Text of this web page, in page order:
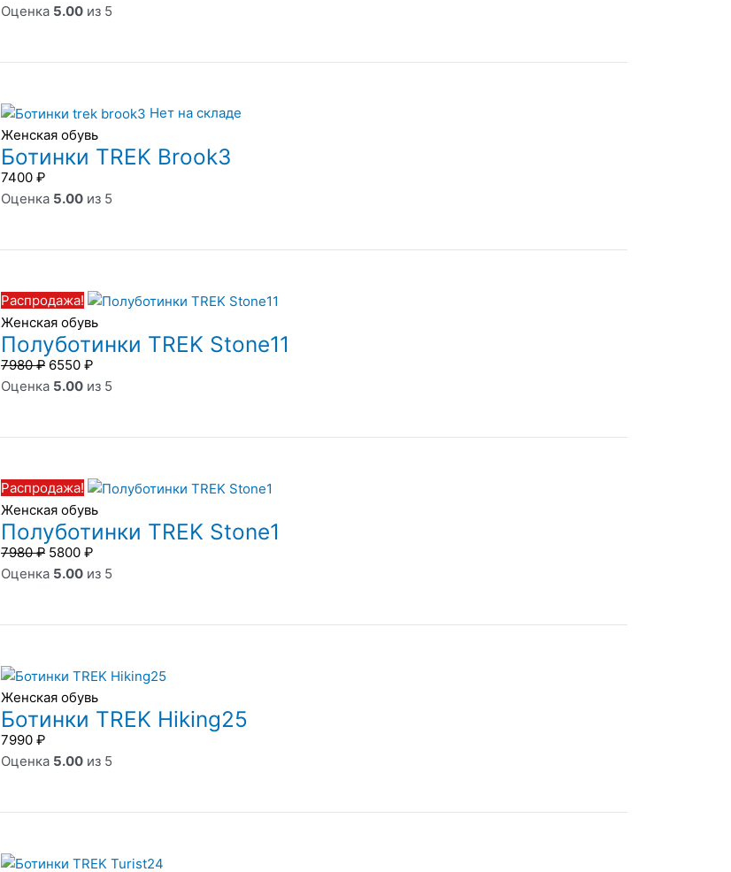
Оценка 5.00 из 5
Нет на складе
Женская обувь
Ботинки TREK Brook3
7400 ₽
Оценка 5.00 из 5
Распродажа!
Женская обувь
Полуботинки TREK Stone11
7980₽
составляла
7980 ₽.
6550 ₽
6550 ₽.
Оценка 5.00 из 5
Распродажа!
Женская обувь
Полуботинки TREK Stone1
7980₽
составляла
7980 ₽.
5800 ₽
5800 ₽.
Оценка 5.00 из 5
Женская обувь
Ботинки TREK Hiking25
7990 ₽
Оценка 5.00 из 5